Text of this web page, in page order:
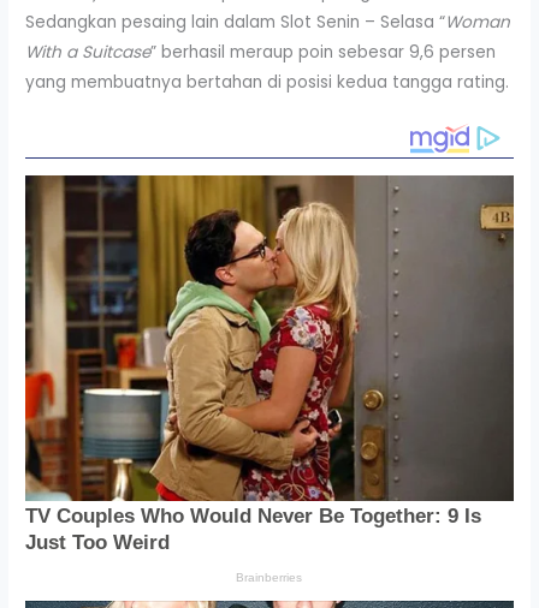
Sedangkan pesaing lain dalam Slot Senin – Selasa “Woman
With a Suitcase” berhasil meraup poin sebesar 9,6 persen
yang membuatnya bertahan di posisi kedua tangga rating.